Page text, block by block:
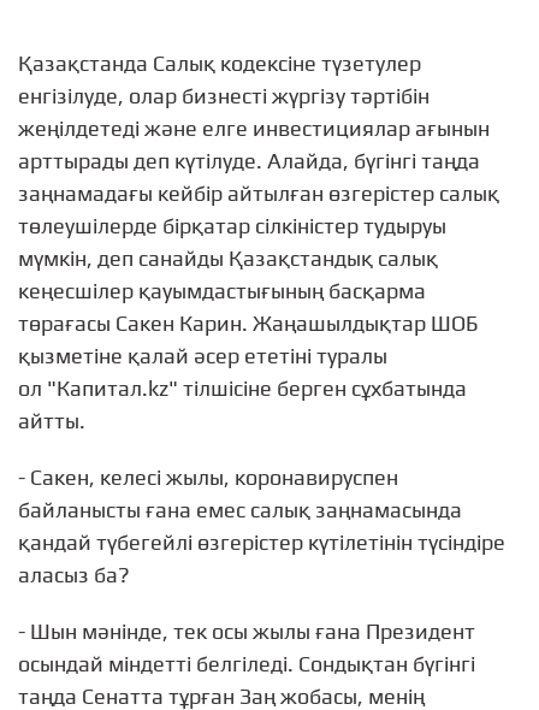
Қазақстанда Салық кодексіне түзетулер
енгізілуде, олар бизнесті жүргізу тәртібін
жеңілдетеді және елге инвестициялар ағынын
арттырады деп күтілуде. Алайда, бүгінгі таңда
заңнамадағы кейбір айтылған өзгерістер салық
төлеушілерде бірқатар сілкіністер тудыруы
мүмкін, деп санайды Қазақстандық салық
кеңесшілер қауымдастығының басқарма
төрағасы Сакен Карин. Жаңашылдықтар ШОБ
қызметіне қалай әсер ететіні туралы
ол "Капитал.kz" тілшісіне берген сұхбатында
айтты.
- Сакен, келесі жылы, коронавируспен
байланысты ғана емес салық заңнамасында
қандай түбегейлі өзгерістер күтілетінін түсіндіре
аласыз ба?
- Шын мәнінде, тек осы жылы ғана Президент
осындай міндетті белгіледі. Сондықтан бүгінгі
таңда Сенатта тұрған Заң жобасы, менің